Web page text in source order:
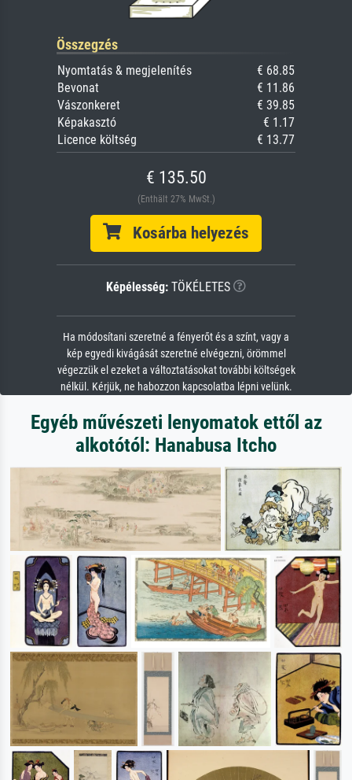
Összegzés
Nyomtatás & megjelenítés
€ 68.85
Bevonat
€ 11.86
Vászonkeret
€ 39.85
Képakasztó
€ 1.17
Licence költség
€ 13.77
€ 135.50
(Enthält 27% MwSt.)
Kosárba helyezés
Képélesség: TÖKÉLETES
Ha módosítani szeretné a fényerőt és a színt, vagy a
kép egyedi kivágását szeretné elvégezni, örömmel
végezzük el ezeket a változtatásokat további költségek
nélkül. Kérjük, ne habozzon kapcsolatba lépni velünk.
Egyéb művészeti lenyomatok ettől az
alkotótól: Hanabusa Itcho